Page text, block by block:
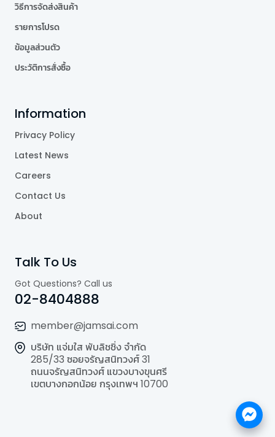
วิธีการจัดส่งสินค้า
รายการโปรด
ข้อมูลส่วนตัว
ประวัติการสั่งซื้อ
Information
Privacy Policy
Latest News
Careers
Contact Us
About
Talk To Us
Got Questions? Call us
02-8404888
member@jamsai.com
บริษัท แจ่มใส พับลิชชิ่ง จำกัด
285/33 ซอยจรัญสนิทวงศ์ 31
ถนนจรัญสนิทวงศ์ แขวงบางขุนศรี
เขตบางกอกน้อย กรุงเทพฯ 10700